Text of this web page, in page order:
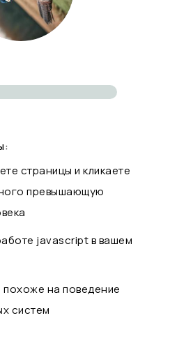
страницы и кликаете
превышающую
javascript в вашем
на поведение
систем